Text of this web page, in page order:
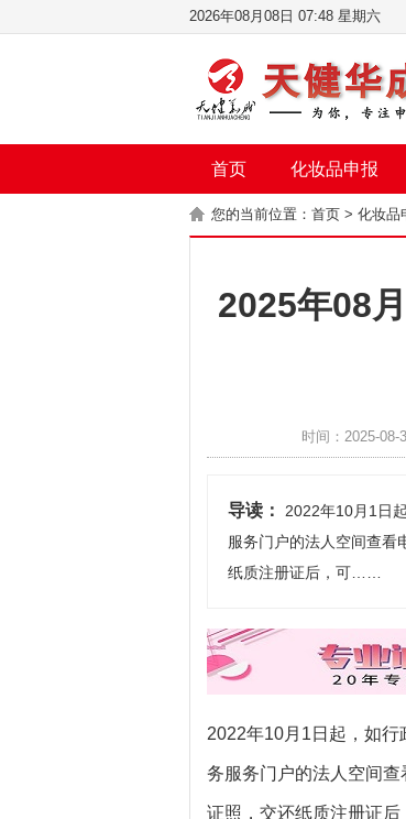
2026年08月08日 07:48 星期六
首页 化妆品申报
您的当前位置： 首页 > 化妆品
2025年08
时间：2025-08-
导读：
2022年10月1日
服务门户的法人空间查看
纸质注册证后，可……
2022年10月1日起，如
务服务门户的法人空间
证照，交还纸质注册证